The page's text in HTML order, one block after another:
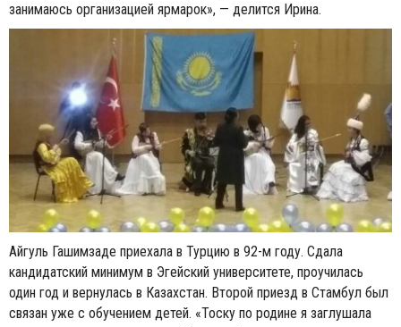
занимаюсь организацией ярмарок», — делится Ирина.
Айгуль Гашимзаде приехала в Турцию в 92-м году. Сдала
кандидатский минимум в Эгейский университете, проучилась
один год и вернулась в Казахстан. Второй приезд в Стамбул был
связан уже с обучением детей. «Тоску по родине я заглушала